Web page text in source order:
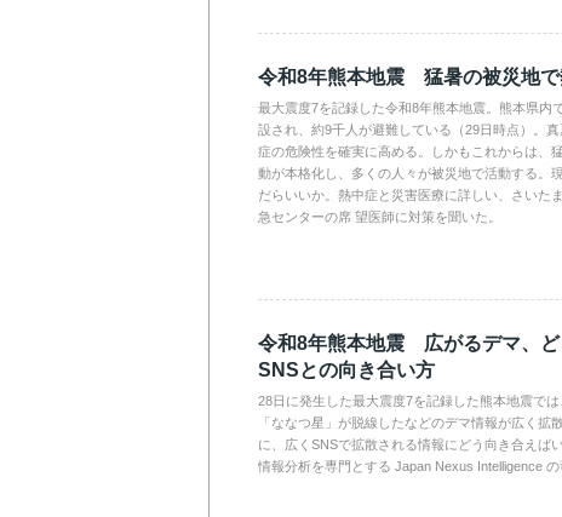
令和8年熊本地震 猛暑の被災地で
最大震度7を記録した令和8年熊本地震。熊本県内
設され、約9千人が避難している（29日時点）。
症の危険性を確実に高める。しかもこれからは、
動が本格化し、多くの人々が被災地で活動する。
だらいいか。熱中症と災害医療に詳しい、さいた
急センターの席 望医師に対策を聞いた。
令和8年熊本地震 広がるデマ、ど
SNSとの向き合い方
28日に発生した最大震度7を記録した熊本地震で
「ななつ星」が脱線したなどのデマ情報が広く拡
に、広くSNSで拡散される情報にどう向き合えば
情報分析を専門とする Japan Nexus Intelligence の